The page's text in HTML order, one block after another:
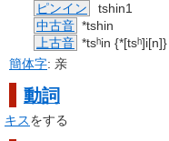
ピンイン
tshin1
中古音 *tshin
上古音 *tsʰin {*[tsʰ]i[n]}
簡体字: 亲
動詞
キスをする